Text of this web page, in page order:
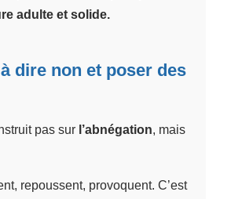
adulte et solide.
dire non et poser des
pas sur l’abnégation, mais
repoussent, provoquent. C’est